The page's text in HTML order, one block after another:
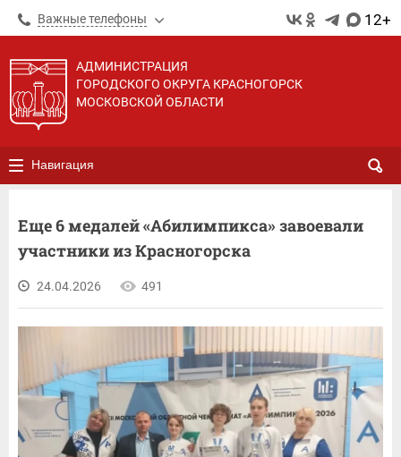
Важные телефоны 12+
АДМИНИСТРАЦИЯ
ГОРОДСКОГО ОКРУГА КРАСНОГОРСК
МОСКОВСКОЙ ОБЛАСТИ
Навигация
Еще 6 медалей «Абилимпикса» завоевали
участники из Красногорска
24.04.2026 491